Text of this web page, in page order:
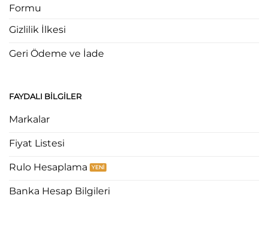
Formu
Gizlilik İlkesi
Geri Ödeme ve İade
FAYDALI BILGILER
Markalar
Fiyat Listesi
Rulo Hesaplama
Banka Hesap Bilgileri